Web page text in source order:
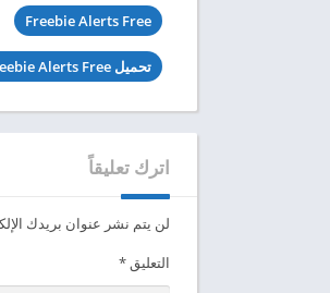
Freebie Alerts Free
تحميل Freebie Alerts Free مهكرة
اترك تعليقاً
لن يتم نشر عنوان بريدك
التعليق*